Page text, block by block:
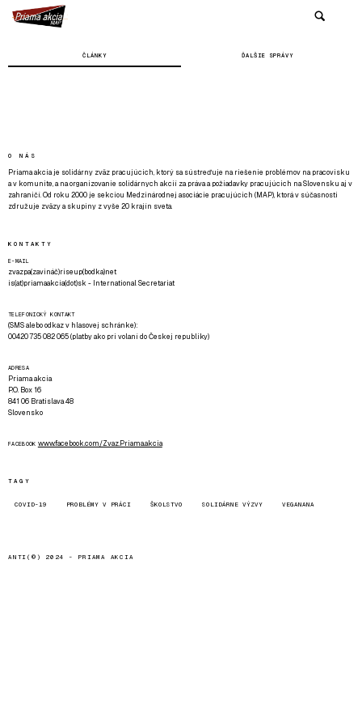
ČLÁNKY ĎALŠIE SPRÁVY
O NÁS
Priama akcia je solidárny zväz pracujúcich, ktorý sa sústreďuje na riešenie problémov na pracovisku
a v komunite, a na organizovanie solidárnych akcií za práva a požiadavky pracujúcich na Slovensku aj v
zahraničí. Od roku 2000 je sekciou Medzinárodnej asociácie pracujúcich (MAP), ktorá v súčasnosti
združuje zväzy a skupiny z vyše 20 krajín sveta.
KONTAKTY
E-MAIL
zvazpa(zavináč)riseup(bodka)net
is(at)priamaakcia(dot)sk - International Secretariat
TELEFONICKÝ KONTAKT
(SMS alebo odkaz v hlasovej schránke):
00420 735 082 065 (platby ako pri volaní do Českej republiky)
ADRESA
Priama akcia
P.O. Box 16
841 06 Bratislava 48
Slovensko
FACEBOOK www.facebook.com/Zvaz.Priama.akcia
TAGY
COVID-19 PROBLÉMY V PRÁCI ŠKOLSTVO SOLIDÁRNE VÝZVY VEGANANA
ANTI(©) 2024 - PRIAMA AKCIA